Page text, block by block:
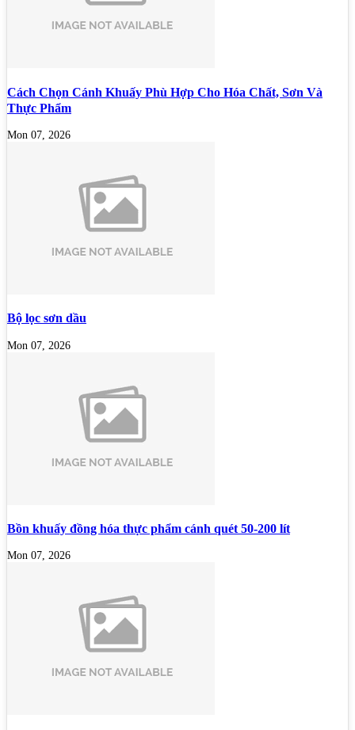
Cách Chọn Cánh Khuấy Phù Hợp Cho Hóa Chất, Sơn Và
Thực Phẩm
Mon 07, 2026
Bộ lọc sơn dầu
Mon 07, 2026
Bồn khuấy đồng hóa thực phẩm cánh quét 50-200 lít
Mon 07, 2026